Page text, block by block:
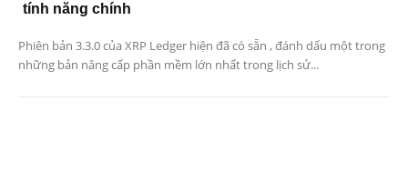
tính năng chính
Phiên bản 3.3.0 của XRP Ledger hiện đã có sẵn , đánh dấu một trong
những bản nâng cấp phần mềm lớn nhất trong lịch sử...